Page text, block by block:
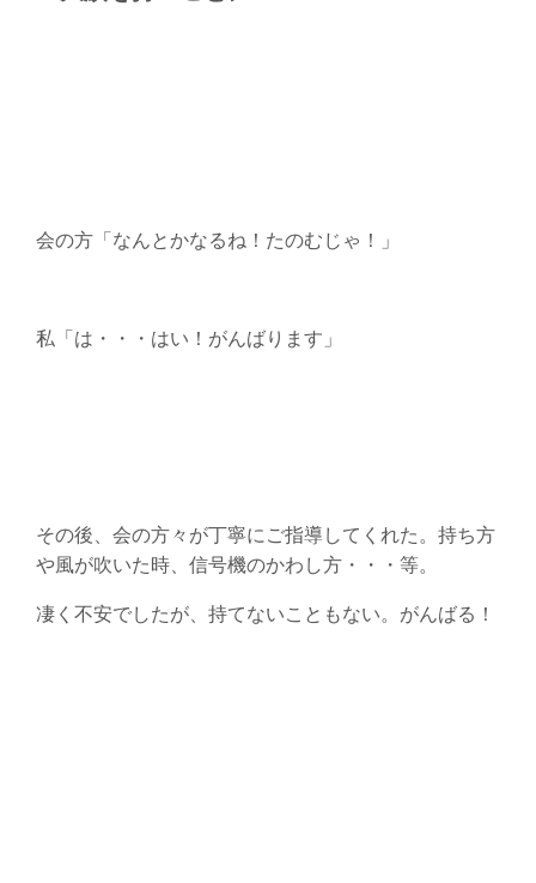
会の方「なんとかなるね！たのむじゃ！」
私「は・・・はい！がんばります」
その後、会の方々が丁寧にご指導してくれた。持ち方
や風が吹いた時、信号機のかわし方・・・等。
凄く不安でしたが、持てないこともない。がんばる！